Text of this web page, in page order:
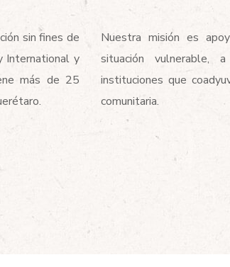
sin fines de
International y
más de 25
Nuestra misión es
situación vulnerable,
instituciones que
comunitaria.